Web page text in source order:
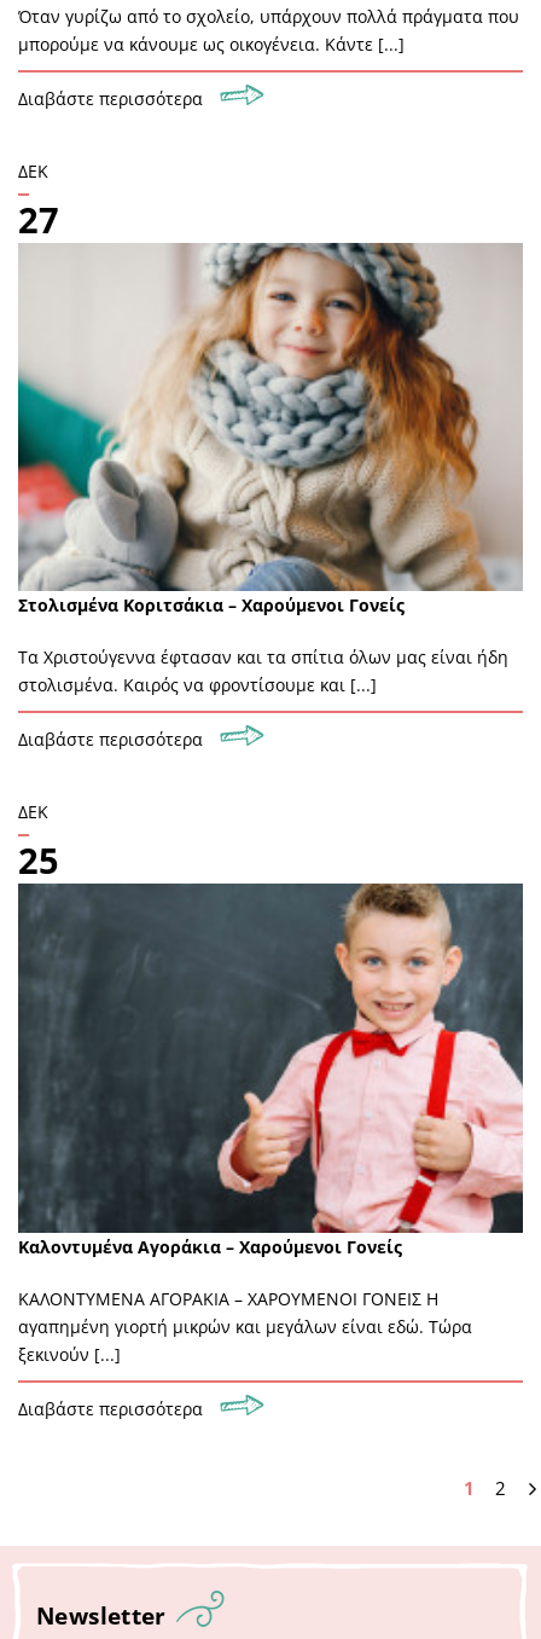
Όταν γυρίζω από το σχολείο, υπάρχουν πολλά πράγματα που
μπορούμε να κάνουμε ως οικογένεια. Κάντε [...]
Διαβάστε περισσότερα
ΔΕΚ
27
Στολισμένα Κοριτσάκια – Χαρούμενοι Γονείς
Τα Χριστούγεννα έφτασαν και τα σπίτια όλων μας είναι ήδη
στολισμένα. Καιρός να φροντίσουμε και [...]
Διαβάστε περισσότερα
ΔΕΚ
25
Καλοντυμένα Αγοράκια – Χαρούμενοι Γονείς
ΚΑΛΟΝΤΥΜΕΝΑ ΑΓΟΡΑΚΙΑ – ΧΑΡΟΥΜΕΝΟΙ ΓΟΝΕΙΣ Η
αγαπημένη γιορτή μικρών και μεγάλων είναι εδώ. Τώρα
ξεκινούν [...]
Διαβάστε περισσότερα
1 2
Newsletter